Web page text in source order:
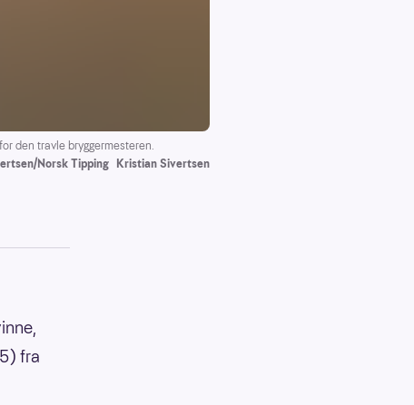
den travle bryggermesteren.
Norsk Tipping Kristian Sivertsen
fra